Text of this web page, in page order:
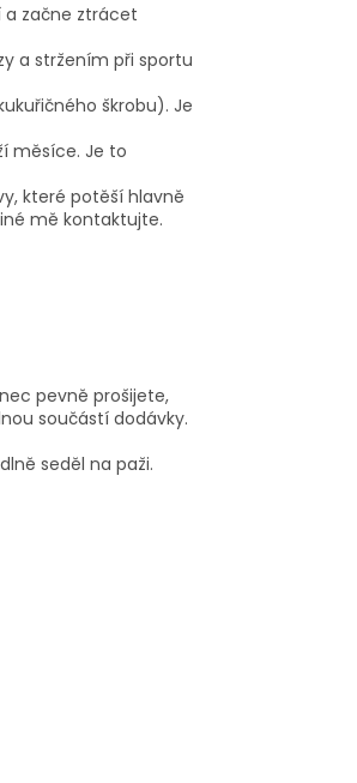
a začne ztrácet
a stržením při sportu
škrobu). Je
měsíce. Je to
které potěší hlavně
mě kontaktujte.
pevně prošijete,
součástí dodávky.
seděl na paži.